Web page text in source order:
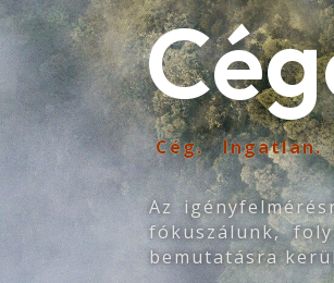
Cég.
Az
fókuszálunk,
bemutatásra